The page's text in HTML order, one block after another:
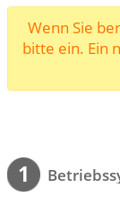
Wenn Sie
bitte ein. Ein
1